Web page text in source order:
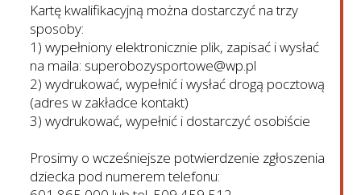
Kartę kwalifikacyjną można dostarczyć na trzy
sposoby:
1) wypełniony elektronicznie plik, zapisać i wysłać
na maila: superobozysportowe@wp.pl
2) wydrukować, wypełnić i wysłać drogą pocztową
(adres w zakładce kontakt)
3) wydrukować, wypełnić i dostarczyć osobiście
Prosimy o wcześniejsze potwierdzenie zgłoszenia
dziecka pod numerem telefonu: